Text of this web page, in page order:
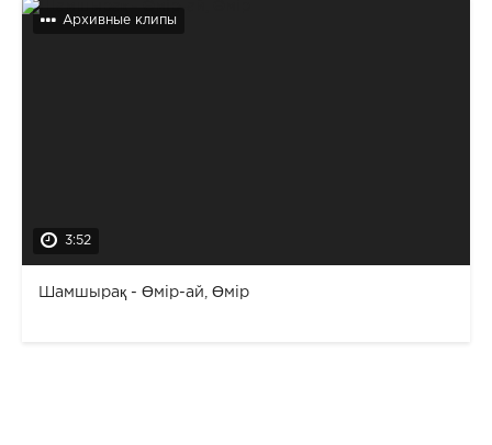
Архивные клипы
3:52
Шамшырақ - Өмір-ай, Өмір